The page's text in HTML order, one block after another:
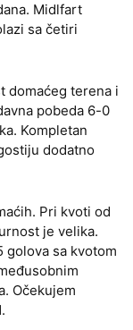
Midlfart
sa četiri
domaćeg terena i
pobeda 6-0
Kompletan
dodatno
Pri kvoti od
je velika.
golova sa kvotom
Očekujem